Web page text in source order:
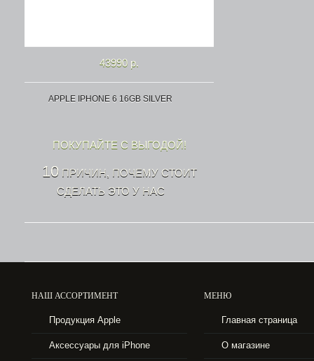
43990 р.
APPLE IPHONE 6 16GB SILVER
43990 р.
ПОКУПАЙТЕ С ВЫГОДОЙ!
10ПРИЧИН, ПОЧЕМУ СТОИТ
СДЕЛАТЬ ЭТО У НАС
НАШ АССОРТИМЕНТ
Продукция Apple
Аксессуары для iPhone
МЕНЮ
Главная страница
О магазине